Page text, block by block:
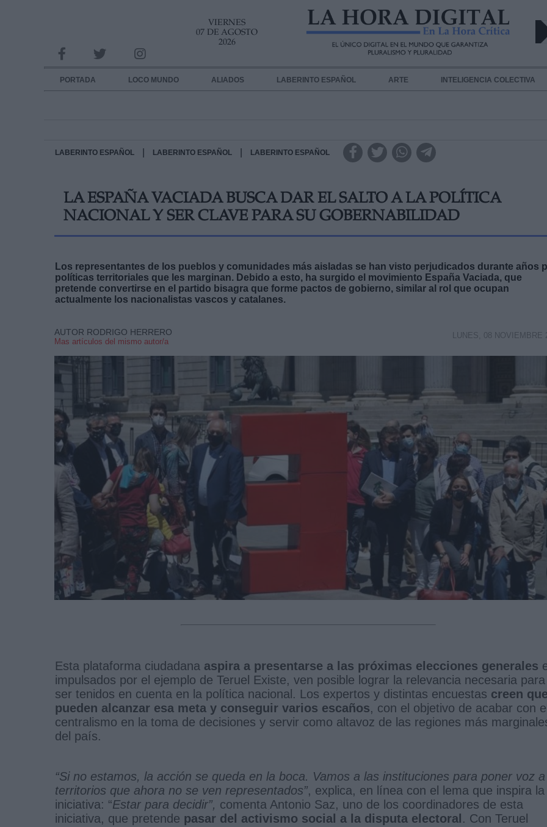
VIERNES
07 DE AGOSTO
2026
PORTADA LOCO MUNDO ALIADOS LABERINTO ESPAÑOL ARTE INTELIGENCIA COLECTIVA
LABERINTO ESPAÑOL LABERINTO ESPAÑOL LABERINTO ESPAÑOL
LA ESPAÑA VACIADA BUSCA DAR EL SALTO A LA POLÍTICA
NACIONAL Y SER CLAVE PARA SU GOBERNABILIDAD
Los representantes de los pueblos y comunidades más aisladas se han visto perjudicados durante años
políticas territoriales que les marginan. Debido a esto, ha surgido el movimiento España Vaciada, que
pretende convertirse en el partido bisagra que forme pactos de gobierno, similar al rol que ocupan
actualmente los nacionalistas vascos y catalanes.
AUTOR RODRIGO HERRERO
Mas artículos del mismo autor/a
LUNES, 08 NOVIEMBRE
Esta plataforma ciudadana aspira a presentarse a las próximas elecciones generales
impulsados por el ejemplo de Teruel Existe, ven posible lograr la relevancia necesaria para
ser tenidos en cuenta en la política nacional. Los expertos y distintas encuestas creen que
pueden alcanzar esa meta y conseguir varios escaños, con el objetivo de acabar con
centralismo en la toma de decisiones y servir como altavoz de las regiones más
del país.
“Si no estamos, la acción se queda en la boca. Vamos a las instituciones para poner voz a
territorios que ahora no se ven representados”, explica, en línea con el lema que inspira la
iniciativa: “Estar para decidir”, comenta Antonio Saz, uno de los coordinadores de esta
iniciativa, que pretende pasar del activismo social a la disputa electoral. Con Teruel
INFORMACION SOBRE LA PROTECCIÓN DE TUS DATOS
Responsable:
Destinatarios:
link
Información adicional
link